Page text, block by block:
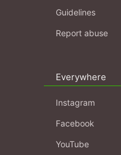
Guidelines
Report abuse
Everywhere
Instagram
Facebook
YouTube